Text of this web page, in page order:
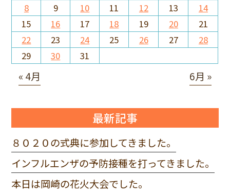
8
9 10 11 12 13
14
15
16 17 18 19 20
21
22
23 24 25 26 27
28
29
30 31
« 4月 6月 »
最新記事
８０２０の式典に参加してきました。
インフルエンザの予防接種を打ってきました。
本日は岡崎の花火大会でした。